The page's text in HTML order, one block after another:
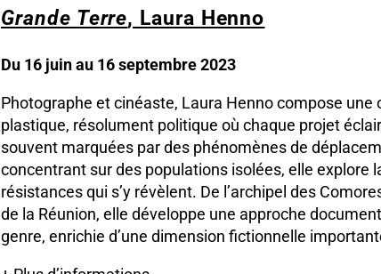
Grande Terre, Laura Henno
Du 16 juin au 16 septembre 2023
Photographe et cinéaste, Laura Henno compose
plastique, résolument politique où chaque projet
souvent marquées par des phénomènes de
concentrant sur des populations isolées, elle explore
résistances qui s’y révèlent. De l’archipel des
de la Réunion, elle développe une approche
genre, enrichie d’une dimension fictionnelle